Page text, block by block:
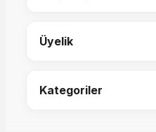
Üyelik
Kategoriler